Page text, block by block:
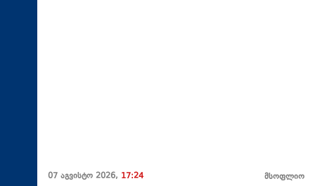
07 აგვისტო 2026, 17:24 მსოფლიო